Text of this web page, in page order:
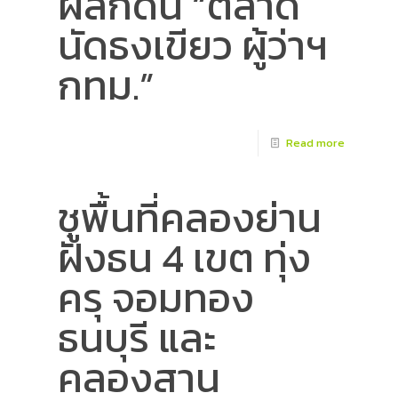
นัดธงเขียว ผู้ว่าฯ
กทม.”
Read more
ชูพื้นที่คลองย่าน
ฝั่งธน 4 เขต ทุ่ง
ครุ จอมทอง
ธนบุรี และ
คลองสาน